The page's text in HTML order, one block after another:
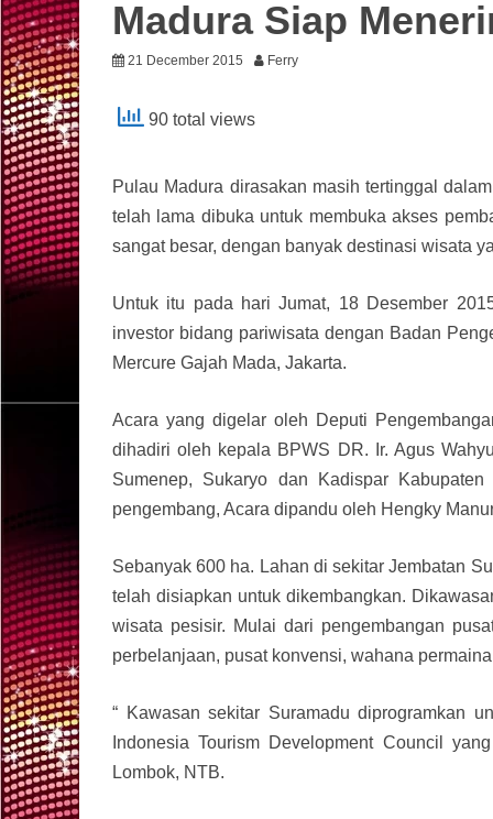
Madura Siap
21 December 2015 Ferry
90 total views
Pulau Madura dirasakan masih tertinggal
telah lama dibuka untuk membuka akses
sangat besar, dengan banyak destinasi wisata
Untuk itu pada hari Jumat, 18 Desember
investor bidang pariwisata dengan Badan
Mercure Gajah Mada, Jakarta.
Acara yang digelar oleh Deputi
dihadiri oleh kepala BPWS DR. Ir. Agus
Sumenep, Sukaryo dan Kadispar
pengembang, Acara dipandu oleh Hengky
Sebanyak 600 ha. Lahan di sekitar Jembatan
telah disiapkan untuk dikembangkan.
wisata pesisir. Mulai dari pengembangan
perbelanjaan, pusat konvensi, wahana
“ Kawasan sekitar Suramadu diprogramkan
Indonesia Tourism Development Council
Lombok, NTB.